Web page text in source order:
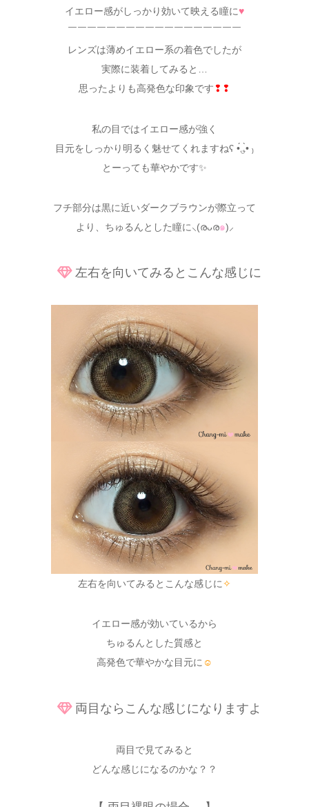
イエロー感がしっかり効いて映える瞳に♥
￣￣￣￣￣￣￣￣￣￣￣￣￣￣￣￣￣￣
レンズは薄めイエロー系の着色でしたが
実際に装着してみると…
思ったよりも高発色な印象です❢❢
私の目ではイエロー感が強く
目元をしっかり明るく魅せてくれますねʕ •́؈•̀ ₎
とーっても華やかです✨
フチ部分は黒に近いダークブラウンが際立って
より、ちゅるんとした瞳に⸜(രᴗര๑)⸝
左右を向いてみるとこんな感じに
左右を向いてみるとこんな感じに✧
イエロー感が効いているから
ちゅるんとした質感と
高発色で華やかな目元に ☺
両目ならこんな感じになりますよ
両目で見てみると
どんな感じになるのかな？？